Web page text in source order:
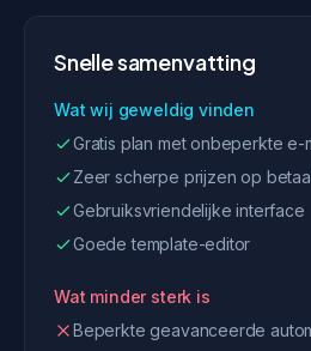
Snelle samenvatting
Wat wij geweldig vinden
Gratis plan met onbeperkte e-
Zeer scherpe prijzen op
Gebruiksvriendelijke interface
Goede template-editor
Wat minder sterk is
Beperkte geavanceerde